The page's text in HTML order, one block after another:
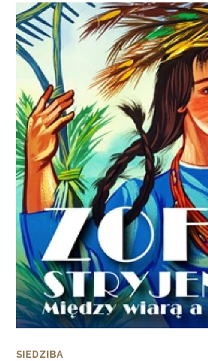
SIEDZIBA